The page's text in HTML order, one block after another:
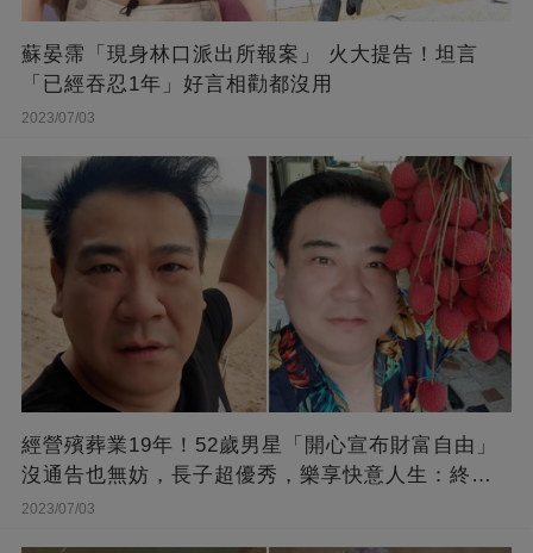
蘇晏霈「現身林口派出所報案」 火大提告！坦言
「已經吞忍1年」好言相勸都沒用
2023/07/03
經營殯葬業19年！52歲男星「開心宣布財富自由」
沒通告也無妨，長子超優秀，樂享快意人生：終于
能遊山玩水！
2023/07/03